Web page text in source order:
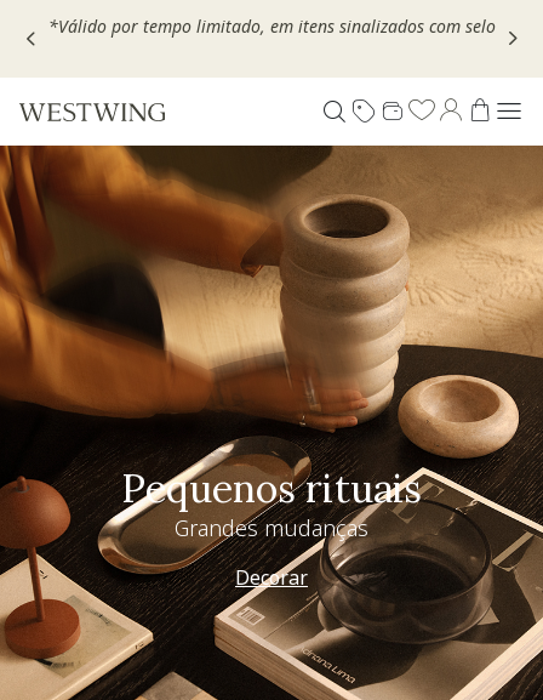
Escolha seu VOUCHER e ganhe até 30% OFF*: useMOVEL30,
Pequenos rituais
Grandes mudanças
Decorar